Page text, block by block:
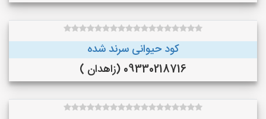
کود حیوانی سرند شده
09330218716 (زاهدان )